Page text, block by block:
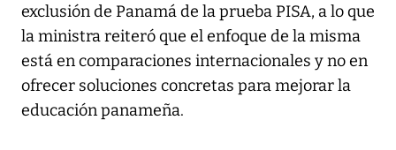
exclusión de Panamá de la prueba PISA, a lo que
la ministra reiteró que el enfoque de la misma
está en comparaciones internacionales y no en
ofrecer soluciones concretas para mejorar la
educación panameña.